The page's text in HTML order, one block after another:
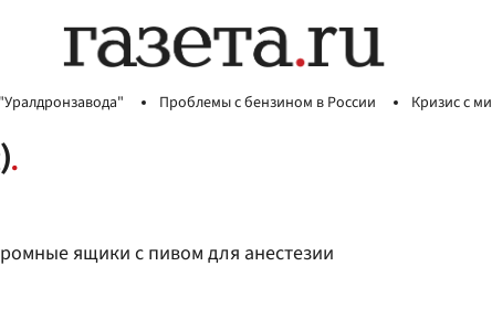
Проблемы с бензином в России Кризис с
ящики с пивом для анестезии